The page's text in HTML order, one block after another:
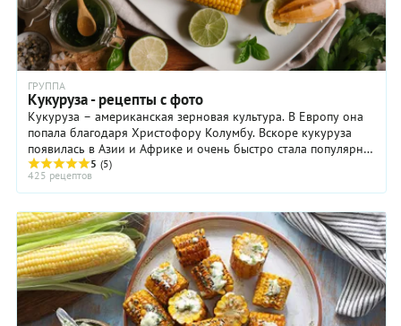
ГРУППА
Кукуруза - рецепты с фото
Кукуруза – американская зерновая культура. В Европу она
попала благодаря Христофору Колумбу. Вскоре кукуруза
появилась в Азии и Африке и очень быстро стала популярна
5 (5)
425 рецептов